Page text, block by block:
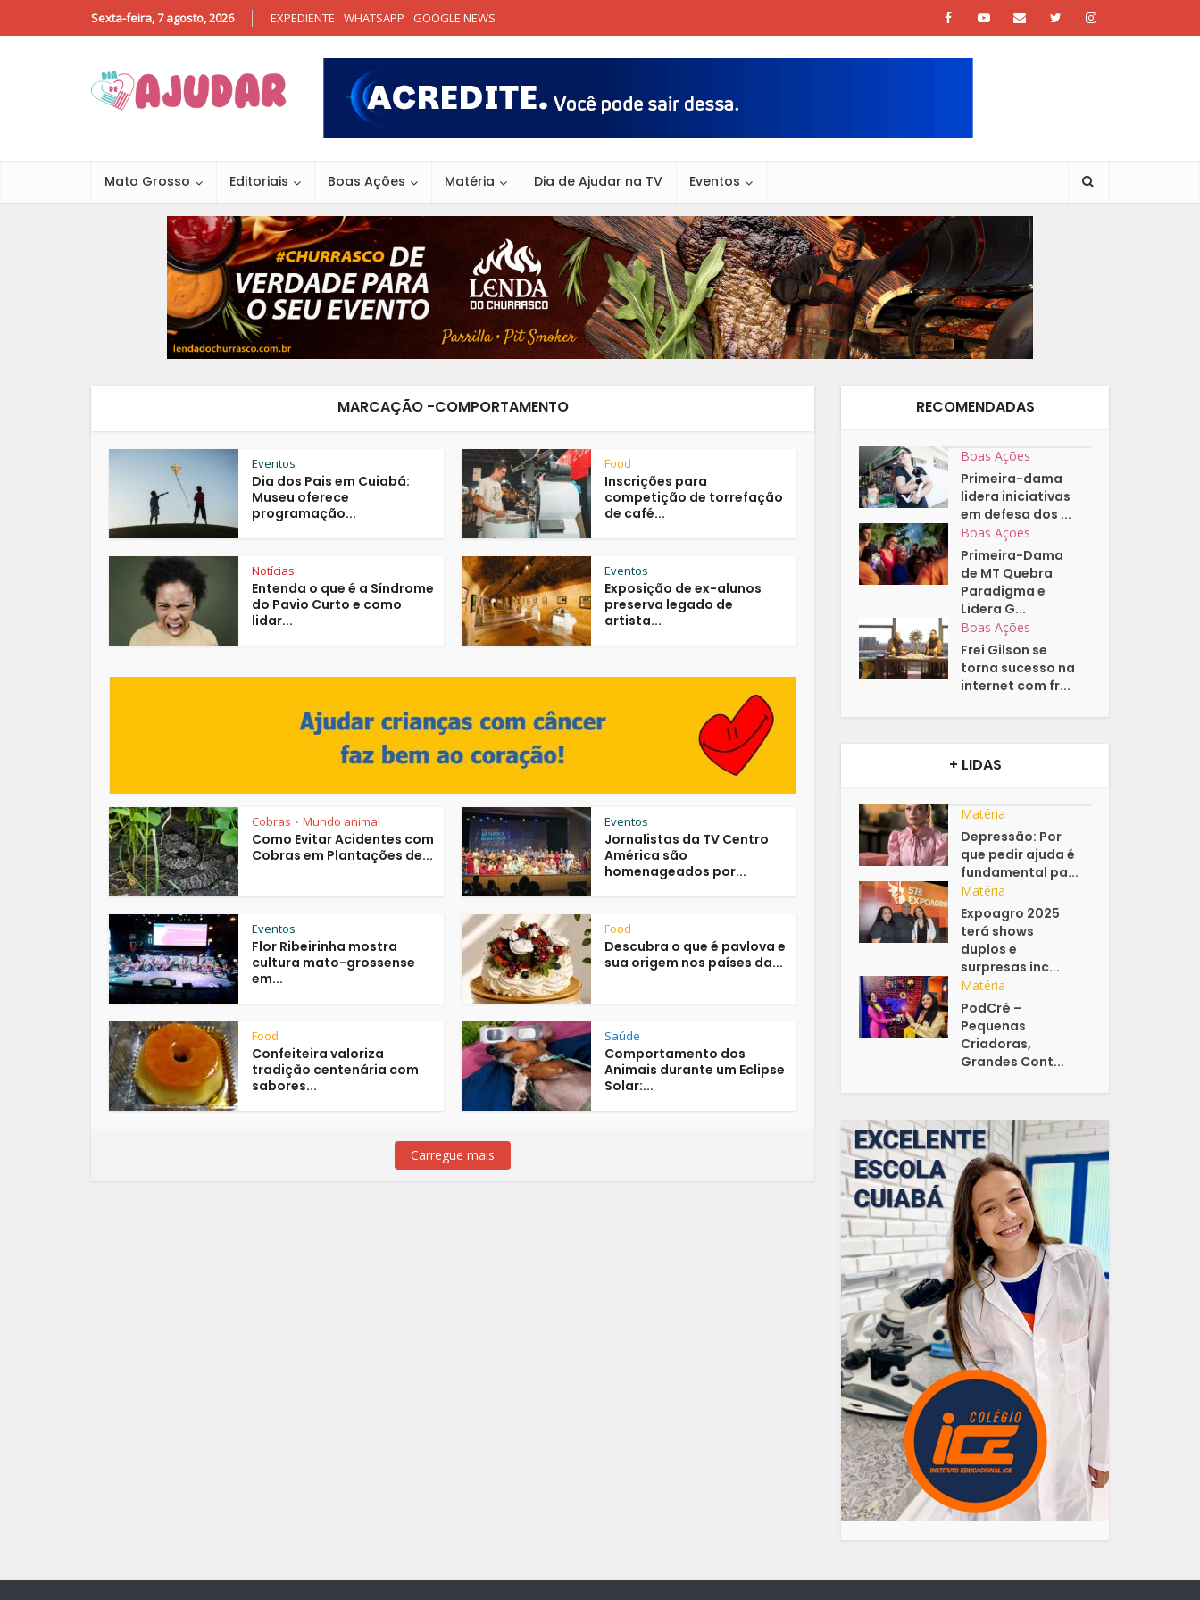
Sexta-feira, 7 agosto, 2026 EXPEDIENTE WHATSAPP GOOGLE NEWS
Mato Grosso Editoriais Boas Ações Matéria Dia de Ajudar na TV Eventos
MARCAÇÃO -COMPORTAMENTO
Eventos
Dia dos Pais em Cuiabá:
Museu oferece
programação...
Food
Inscrições para
competição de torrefação
de café...
Notícias
Entenda o que é a Síndrome
do Pavio Curto e como
lidar...
Eventos
Exposição de ex-alunos
preserva legado de
artista...
Cobras • Mundo animal
Como Evitar Acidentes com
Cobras em Plantações de...
Eventos
Jornalistas da TV Centro
América são
homenageados por...
Eventos
Flor Ribeirinha mostra
cultura mato-grossense
em...
Food
Descubra o que é pavlova e
sua origem nos países da...
Food
Confeiteira valoriza
tradição centenária com
sabores...
Saúde
Comportamento dos
Animais durante um Eclipse
Solar:...
Carregue mais
RECOMENDADAS
Boas Ações
Primeira-dama
lidera iniciativas
em defesa dos ...
Boas Ações
Primeira-Dama
de MT Quebra
Paradigma e
Lidera G...
Boas Ações
Frei Gilson se
torna sucesso na
internet com fr...
+ LIDAS
Matéria
Depressão: Por
que pedir ajuda é
fundamental pa...
Matéria
Expoagro 2025
terá shows
duplos e
surpresas inc...
Matéria
PodCrê –
Pequenas
Criadoras,
Grandes Cont...